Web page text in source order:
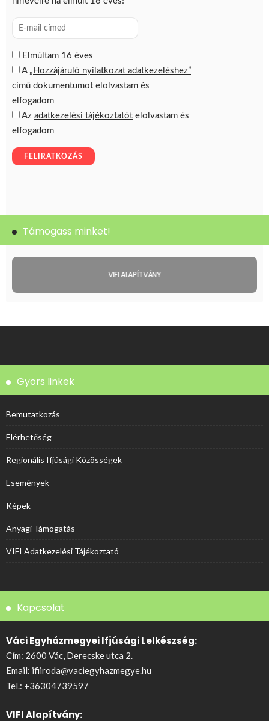
Támogass minket!
VIFI ALAPÍTVÁNY
Gyors linkek
Bemutatkozás
Elérhetőség
Regionális Ifjúsági Közösségek
Események
Képek
Anyagi Támogatás
VIFI Adatkezelési Tájékoztató
Kapcsolat
Váci Egyházmegyei Ifjúsági Lelkészség:
Cím: 2600 Vác, Derecske utca 2.
Email: ifiiroda@vaciegyhazmegye.hu
Tel.: +36304739597
VIFI Alapítvány: